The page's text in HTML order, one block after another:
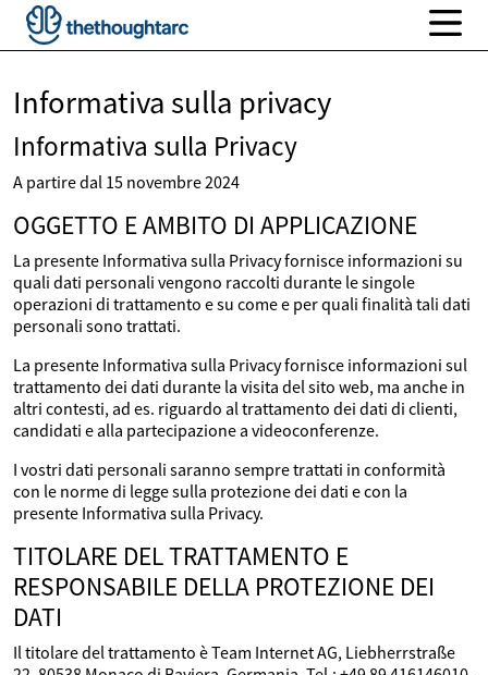
Informativa sulla privacy
Informativa sulla Privacy
A partire dal 15 novembre 2024
OGGETTO E AMBITO DI APPLICAZIONE
La presente Informativa sulla Privacy fornisce informazioni su
quali dati personali vengono raccolti durante le singole
operazioni di trattamento e su come e per quali finalità tali dati
personali sono trattati.
La presente Informativa sulla Privacy fornisce informazioni sul
trattamento dei dati durante la visita del sito web, ma anche in
altri contesti, ad es. riguardo al trattamento dei dati di clienti,
candidati e alla partecipazione a videoconferenze.
I vostri dati personali saranno sempre trattati in conformità
con le norme di legge sulla protezione dei dati e con la
presente Informativa sulla Privacy.
TITOLARE DEL TRATTAMENTO E
RESPONSABILE DELLA PROTEZIONE DEI
DATI
Il titolare del trattamento è Team Internet AG, Liebherrstraße